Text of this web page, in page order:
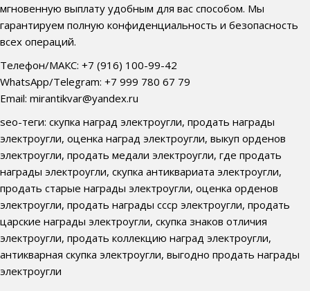
мгновенную выплату удобным для вас способом. Мы
гарантируем полную конфиденциальность и безопасность
всех операций.
Телефон/МАКС: +7 (916) 100-99-42
WhatsApp/Telegram: +7 999 780 67 79
Email: mirantikvar@yandex.ru
seo-теги: скупка наград электроугли, продать награды
электроугли, оценка наград электроугли, выкуп орденов
электроугли, продать медали электроугли, где продать
награды электроугли, скупка антиквариата электроугли,
продать старые награды электроугли, оценка орденов
электроугли, продать награды ссср электроугли, продать
царские награды электроугли, скупка знаков отличия
электроугли, продать коллекцию наград электроугли,
антикварная скупка электроугли, выгодно продать награды
электроугли